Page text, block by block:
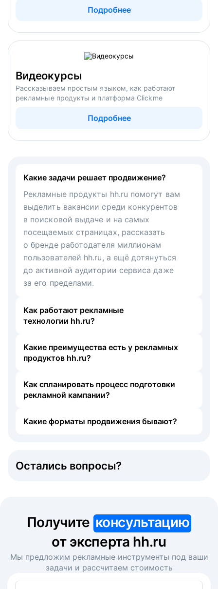
Подробнее
Видеокурсы
Рассказываем простым языком, как работают
рекламные продукты и платформа Clickme
Подробнее
Какие задачи решает продвижение?
Рекламные продукты hh.ru помогут вам
выделить вакансии среди конкурентов
в поисковой выдаче и на самых
посещаемых страницах, рассказать
о бренде работодателя миллионам
пользователей hh.ru, а ещё дотянуться
до активной аудитории сервиса даже
за его пределами.
Как работают рекламные
технологии hh.ru?
Какие преимущества есть у рекламных
продуктов hh.ru?
Как спланировать процесс подготовки
рекламной кампании?
Какие форматы продвижения бывают?
Остались вопросы?
Получите консультацию
от эксперта hh.ru
Мы предложим рекламные инструменты под ваши
задачи и рассчитаем стоимость